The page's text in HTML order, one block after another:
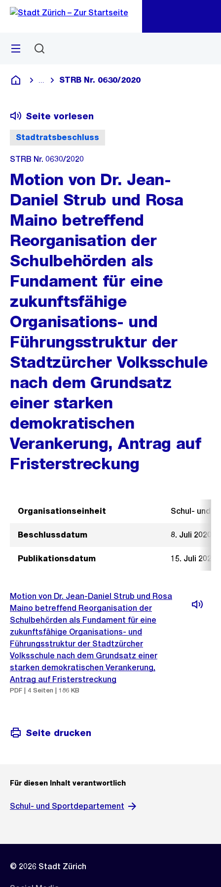
Navigation
Sprunglink
Menü
Deutsch
Blende alle Breadcrumbs ein
STRB Nr. 0630/2020
Stadtratsbeschluss
Seite vorlesen
STRB Nr. 0630/2020
Motion von Dr. Jean-
Daniel Strub und Rosa
Maino betreffend
Reorganisation der
Schulbehörden als
Fundament für eine
zukunftsfähige
Organisations- und
Führungsstruktur der
Stadtzürcher Volksschule
nach dem Grundsatz
einer starken
demokratischen
Verankerung, Antrag auf
Fristerstreckung
Organisationseinheit Schul- und
Beschlussdatum 8. Juli 2020
Publikationsdatum 15. Juli 2020
Motion von Dr. Jean-Daniel Strub und Rosa
Maino betreffend Reorganisation der
Schulbehörden als Fundament für eine
zukunftsfähige Organisations- und
Führungsstruktur der Stadtzürcher
Volksschule nach dem Grundsatz einer
starken demokratischen Verankerung,
Antrag auf Fristerstreckung
PDF | 4 Seiten | 186 KB
Seite drucken
Für diesen Inhalt verantwortlich
Schul- und Sportdepartement
© 2026 Stadt Zürich